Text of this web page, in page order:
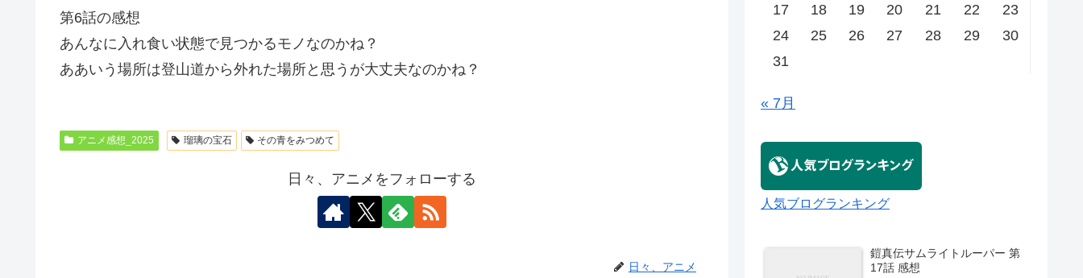
第6話の感想
あんなに入れ食い状態で見つかるモノなのかね？
ああいう場所は登山道から外れた場所と思うが大丈夫なのかね？
アニメ感想_2025 瑠璃の宝石 その青をみつめて
日々、アニメをフォローする
日々、アニメ
17
18 19 20 21 22
23
24
25 26 27 28 29
30
31
« 7月
人気ブログランキング
鎧真伝サムライトルーパー 第
17話 感想